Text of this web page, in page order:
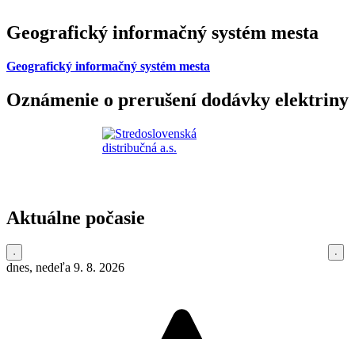
Geografický informačný systém mesta
Geografický informačný systém mesta
Oznámenie o prerušení dodávky elektriny
Aktuálne počasie
dnes, nedeľa 9. 8. 2026